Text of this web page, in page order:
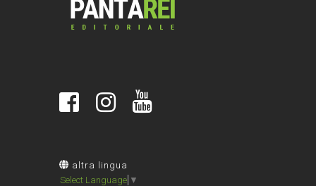
altra lingua
Select Language ▼